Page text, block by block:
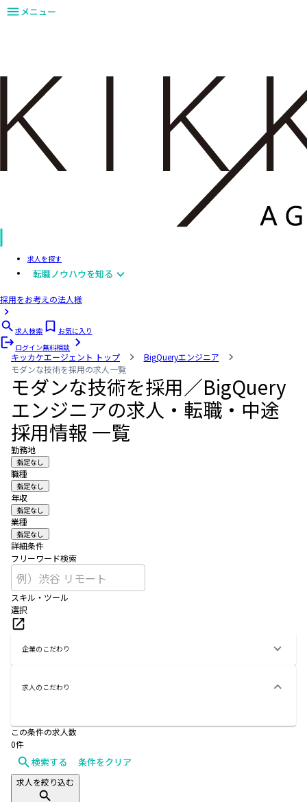
メニュー
求人を探す
転職ノウハウを知る
採用をお考えの法人様
求人検索
お気に入り
ログイン無料相談
キッカケエージェント トップ
BigQueryエンジニア
モダンな技術を採用の求人一覧
モダンな技術を採用／BigQuery
エンジニアの求人・転職・中途
採用情報 一覧
勤務地
指定なし
職種
指定なし
年収
指定なし
業種
指定なし
詳細条件
フリーワード検索
スキル・ツール
選択
企業のこだわり
求人のこだわり
この条件の求人数
0件
検索する 条件をクリア
求人を絞り込む